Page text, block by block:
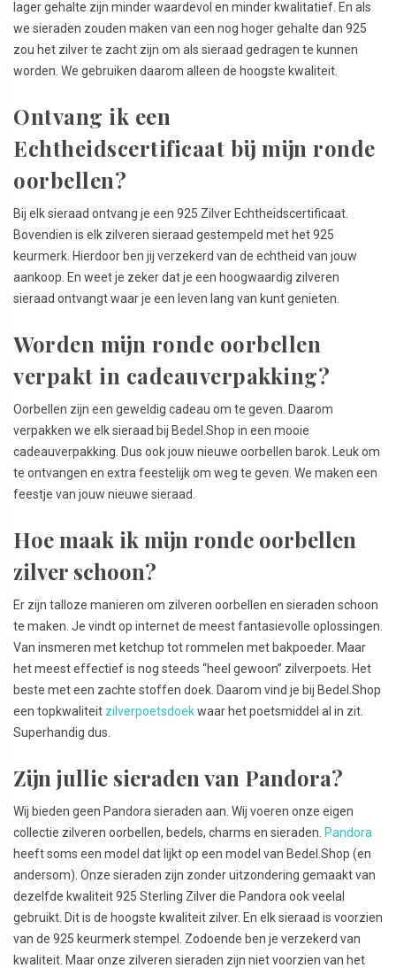
lager gehalte zijn minder waardevol en minder kwalitatief. En als
we sieraden zouden maken van een nog hoger gehalte dan 925
zou het zilver te zacht zijn om als sieraad gedragen te kunnen
worden. We gebruiken daarom alleen de hoogste kwaliteit.
Ontvang ik een
Echtheidscertificaat bij mijn ronde
oorbellen?
Bij elk sieraad ontvang je een 925 Zilver Echtheidscertificaat.
Bovendien is elk zilveren sieraad gestempeld met het 925
keurmerk. Hierdoor ben jij verzekerd van de echtheid van jouw
aankoop. En weet je zeker dat je een hoogwaardig zilveren
sieraad ontvangt waar je een leven lang van kunt genieten.
Worden mijn ronde oorbellen
verpakt in cadeauverpakking?
Oorbellen zijn een geweldig cadeau om te geven. Daarom
verpakken we elk sieraad bij Bedel.Shop in een mooie
cadeauverpakking. Dus ook jouw nieuwe oorbellen barok. Leuk om
te ontvangen en extra feestelijk om weg te geven. We maken een
feestje van jouw nieuwe sieraad.
Hoe maak ik mijn ronde oorbellen
zilver schoon?
Er zijn talloze manieren om zilveren oorbellen en sieraden schoon
te maken. Je vindt op internet de meest fantasievolle oplossingen.
Van insmeren met ketchup tot rommelen met bakpoeder. Maar
het meest effectief is nog steeds “heel gewoon” zilverpoets. Het
beste met een zachte stoffen doek. Daarom vind je bij Bedel.Shop
een topkwaliteit zilverpoetsdoekwaar het poetsmiddel al in zit.
Superhandig dus.
Zijn jullie sieraden van Pandora?
Wij bieden geen Pandora sieraden aan. Wij voeren onze eigen
collectie zilveren oorbellen, bedels, charms en sieraden. Pandora
heeft soms een model dat lijkt op een model van Bedel.Shop (en
andersom). Onze sieraden zijn zonder uitzondering gemaakt van
dezelfde kwaliteit 925 Sterling Zilver die Pandora ook veelal
gebruikt. Dit is de hoogste kwaliteit zilver. En elk sieraad is voorzien
van de 925 keurmerk stempel. Zodoende ben je verzekerd van
kwaliteit. Maar onze zilveren sieraden zijn niet voorzien van het